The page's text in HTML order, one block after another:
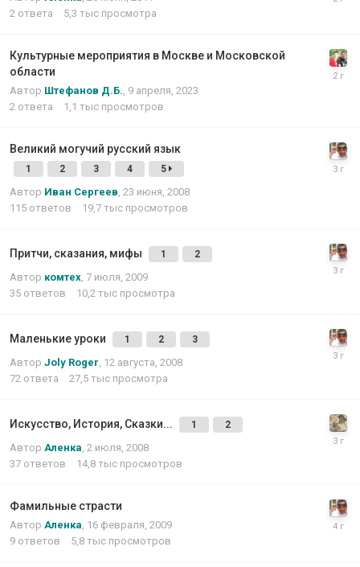
2 ответа 5,3 тыс просмотра
Культурные мероприятия в Москве и Московской
области
Автор Штефанов Д.Б. 9 апреля, 2023
2 ответа 1,1 тыс просмотров
Великий могучий русский язык
1 2 3 4 5
Автор Иван Сергеев 23 июня, 2008
115 ответов 19,7 тыс просмотров
Притчи, сказания, мифы 1 2
Автор комтех 7 июля, 2009
35 ответов 10,2 тыс просмотра
Маленькие уроки 1 2 3
Автор Joly Roger 12 августа, 2008
72 ответа 27,5 тыс просмотра
Искусство, История, Сказки... 1 2
Автор Аленка 2 июля, 2008
37 ответов 14,8 тыс просмотров
Фамильные страсти
Автор Аленка 16 февраля, 2009
9 ответов 5,8 тыс просмотров